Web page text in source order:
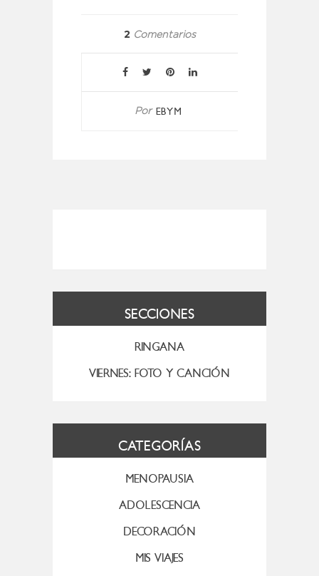
2 Comentarios
Por EBYM
SECCIONES
RINGANA
VIERNES: FOTO Y CANCIÓN
CATEGORÍAS
MENOPAUSIA
ADOLESCENCIA
DECORACIÓN
MIS VIAJES